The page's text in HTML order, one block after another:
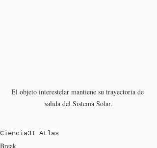
El objeto interestelar mantiene su trayectoria de
salida del Sistema Solar.
Ciencia3I Atlas
Break